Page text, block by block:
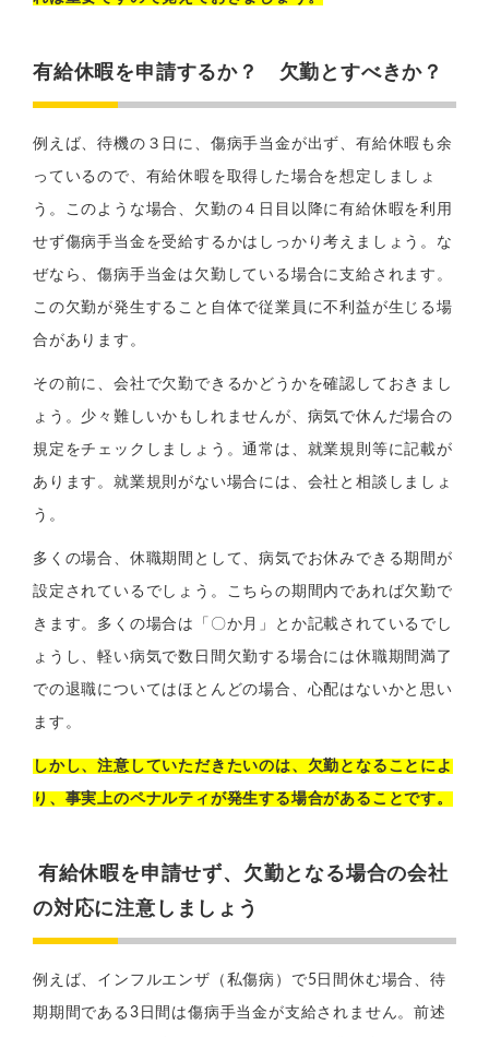
有給休暇を申請するか？ 欠勤とすべきか？
例えば、待機の３日に、傷病手当金が出ず、有給休暇も余
っているので、有給休暇を取得した場合を想定しましょ
う。このような場合、欠勤の４日目以降に有給休暇を利用
せず傷病手当金を受給するかはしっかり考えましょう。な
ぜなら、傷病手当金は欠勤している場合に支給されます。
この欠勤が発生すること自体で従業員に不利益が生じる場
合があります。
その前に、会社で欠勤できるかどうかを確認しておきまし
ょう。少々難しいかもしれませんが、病気で休んだ場合の
規定をチェックしましょう。通常は、就業規則等に記載が
あります。就業規則がない場合には、会社と相談しましょ
う。
多くの場合、休職期間として、病気でお休みできる期間が
設定されているでしょう。こちらの期間内であれば欠勤で
きます。多くの場合は「〇か月」とか記載されているでし
ょうし、軽い病気で数日間欠勤する場合には休職期間満了
での退職についてはほとんどの場合、心配はないかと思い
ます。
しかし、注意していただきたいのは、欠勤となることによ
り、事実上のペナルティが発生する場合があることです。
有給休暇を申請せず、欠勤となる場合の会社
の対応に注意しましょう
例えば、インフルエンザ（私傷病）で5日間休む場合、待
期期間である3日間は傷病手当金が支給されません。前述